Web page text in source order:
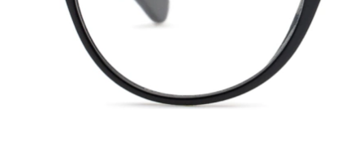
42 mm
Glashoogte
49 mm
Glasbreedte